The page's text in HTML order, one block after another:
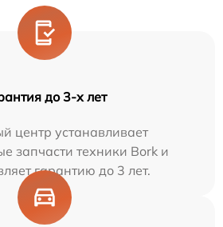
до 3-х лет
центр устанавливает
запчасти техники Bork и
гарантию до 3 лет.